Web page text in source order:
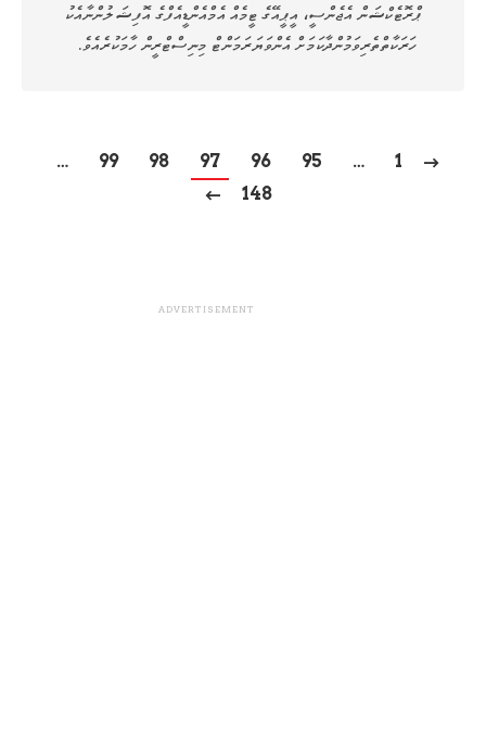
ޕްރޮޓެކްޝަން އެޖެންސީ، އީޕީއޭގެ ޓީމެއް އެމްއެންޑީއެފްގެ އޮފިޝަލުންނާއެކު
ހަރަކާތްތެރިވަމުންދާކަމަށް އެންވަޔަރަމަންޓް މިނިސްޓްރީން ހާމަކުރެއެވެ.
1
…
95
96
97
98
99
…
148